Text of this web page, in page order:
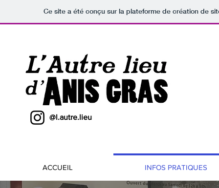
Ce site a été conçu sur la plateforme de création de
@l.autre.lieu
ACCUEIL INFOS PRATIQUES